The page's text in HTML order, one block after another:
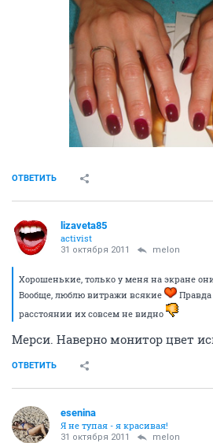
ОТВЕТИТЬ
lizaveta85
activist
31 октября 2011 melon
Хорошенькие, только у меня на экране
Вообще, люблю витражи всякие
расстоянии их совсем не видно
Мерси. Наверно монитор цвет
ОТВЕТИТЬ
esenina
Я не тупая - я красивая!
31 октября 2011 melon